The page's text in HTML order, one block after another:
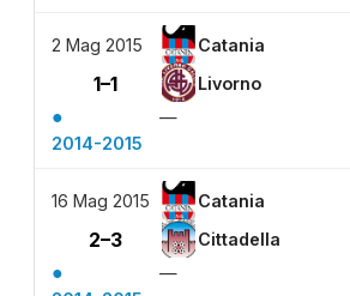
2 Mag 2015 Catania
1–1 Livorno
●
—
2014-2015
16 Mag 2015 Catania
2–3 Cittadella
●
—